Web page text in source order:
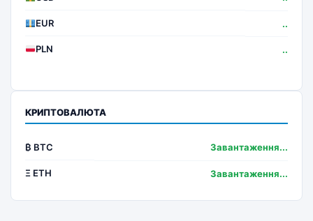
EUR ..
PLN ..
КРИПТОВАЛЮТА
₿ BTC Завантаження...
Ξ ETH Завантаження...